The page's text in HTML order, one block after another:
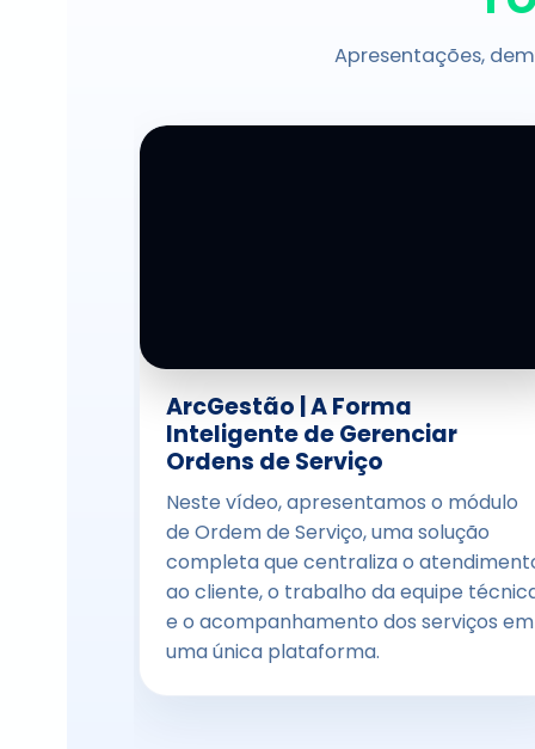
Apresentações,
ArcGestão | A Forma
Inteligente de Gerenciar
Ordens de Serviço
Neste vídeo, apresentamos o módulo
de Ordem de Serviço, uma solução
completa que centraliza o
ao cliente, o trabalho da equipe
e o acompanhamento dos serviços em
uma única plataforma.